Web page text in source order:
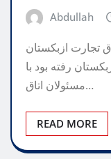
Abdullah
تجارت ازبکستان
رفته بود با
مسئولان اتاق…
READ MORE